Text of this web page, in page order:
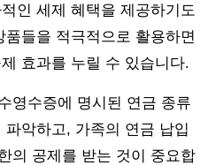
인 세제 혜택을 제공하기도
들을 적극적으로 활용하면
효과를 누릴 수 있습니다.
영수증에 명시된 연금 종류
파악하고, 가족의 연금 납입
의 공제를 받는 것이 중요합